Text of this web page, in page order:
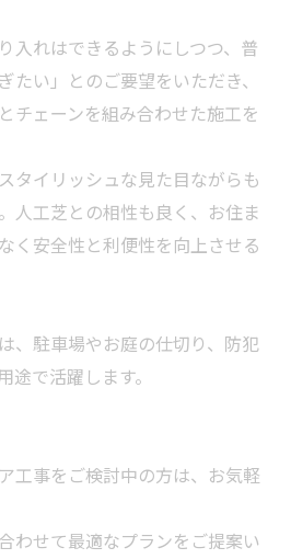
入れはできるようにしつつ、普
たい」とのご要望をいただき、
チェーンを組み合わせた施工を
タイリッシュな見た目ながらも
人工芝との相性も良く、お住ま
く安全性と利便性を向上させる
、駐車場やお庭の仕切り、防犯
途で活躍します。
工事をご検討中の方は、お気軽
わせて最適なプランをご提案い